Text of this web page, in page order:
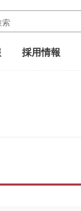
採用情報